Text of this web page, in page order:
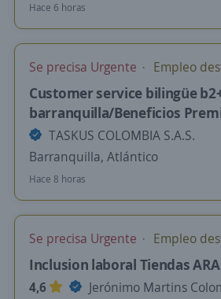
Hace 6 horas
Se precisa Urgente Empleo
Customer service bilingüe
barranquilla/Beneficios
TASKUS COLOMBIA S.A.S.
Barranquilla, Atlántico
Hace 8 horas
Se precisa Urgente Empleo
Inclusion laboral Tiendas ARA
4,6
Jerónimo Martins